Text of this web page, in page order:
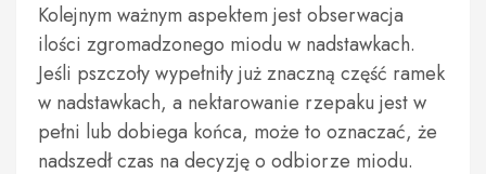
Kolejnym ważnym aspektem jest obserwacja
ilości zgromadzonego miodu w nadstawkach.
Jeśli pszczoły wypełniły już znaczną część ramek
w nadstawkach, a nektarowanie rzepaku jest w
pełni lub dobiega końca, może to oznaczać, że
nadszedł czas na decyzję o odbiorze miodu.